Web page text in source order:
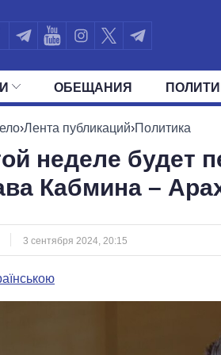
ОБЕЩАНИЯ
ВСЕ ПОЛИТИКИ ПРЕЗИДЕНТ И
›Лента публикаций›Политика
неделе будет
Кабмина –
3 сентября 2024, 20:15